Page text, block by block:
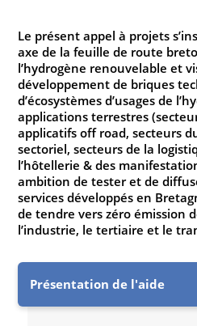
Le présent appel à projets
axe de la feuille de route
l’hydrogène renouvelable et
développement de briques
d’écosystèmes d’usages de
applications terrestres
applicatifs off road, secteurs
sectoriel, secteurs de la
l’hôtellerie & des
ambition de tester et de
services développés en
de tendre vers zéro émission
l’industrie, le tertiaire et le
Présentation de l'aide